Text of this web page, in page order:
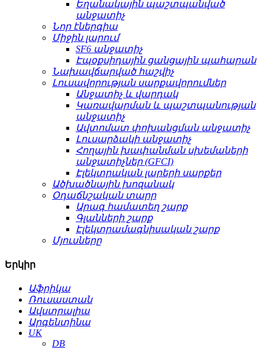
Եղանակային պաշտպանված
անջատիչ
Նոր էներգիա
Միջին լարում
SF6 անջատիչ
Էպօքսիդային ցանցային պահարան
Նախավճարված հաշվիչ
Լուսավորության սարքավորումներ
Անջատիչ և վարդակ
Կառավարման և պաշտպանության
անջատիչ
Ավտոմատ փոխանցման անջատիչ
Լուսարձակի անջատիչ
Հողային խափանման սխեմաների
անջատիչներ (GFCI)
Էլեկտրական լարերի սարքեր
Ածխածնային խոզանակ
Օդաճնշական տարր
Արագ համատեղ շարք
Գլանների շարք
Էլեկտրամագնիսական շարք
Մյուսները
Երկիր
Աֆրիկա
Ռուսաստան
Ավստրալիա
Արգենտինա
UK
DB